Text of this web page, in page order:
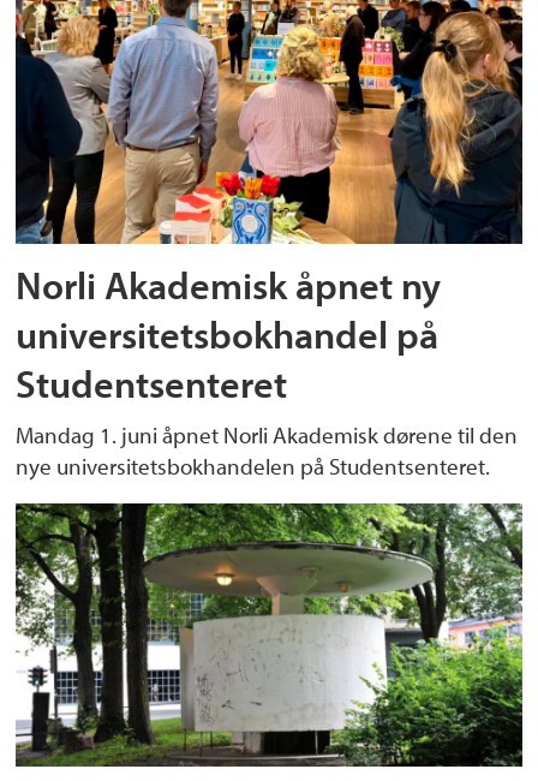
Norli Akademisk åpnet ny
universitetsbokhandel på
Studentsenteret
Mandag 1. juni åpnet Norli Akademisk dørene til den
nye universitetsbokhandelen på Studentsenteret.